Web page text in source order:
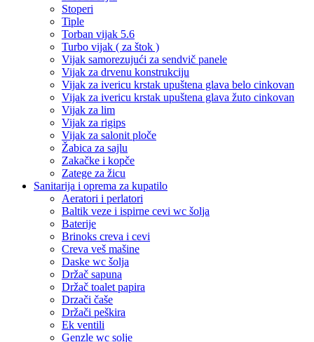
Stoperi
Tiple
Torban vijak 5.6
Turbo vijak ( za štok )
Vijak samorezujući za sendvič panele
Vijak za drvenu konstrukciju
Vijak za ivericu krstak upuštena glava belo cinkovan
Vijak za ivericu krstak upuštena glava žuto cinkovan
Vijak za lim
Vijak za rigips
Vijak za salonit ploče
Žabica za sajlu
Zakačke i kopče
Zatege za žicu
Sanitarija i oprema za kupatilo
Aeratori i perlatori
Baltik veze i ispirne cevi wc šolja
Baterije
Brinoks creva i cevi
Creva veš mašine
Daske wc šolja
Držač sapuna
Držač toalet papira
Drzači čaše
Držači peškira
Ek ventili
Genzle wc solje